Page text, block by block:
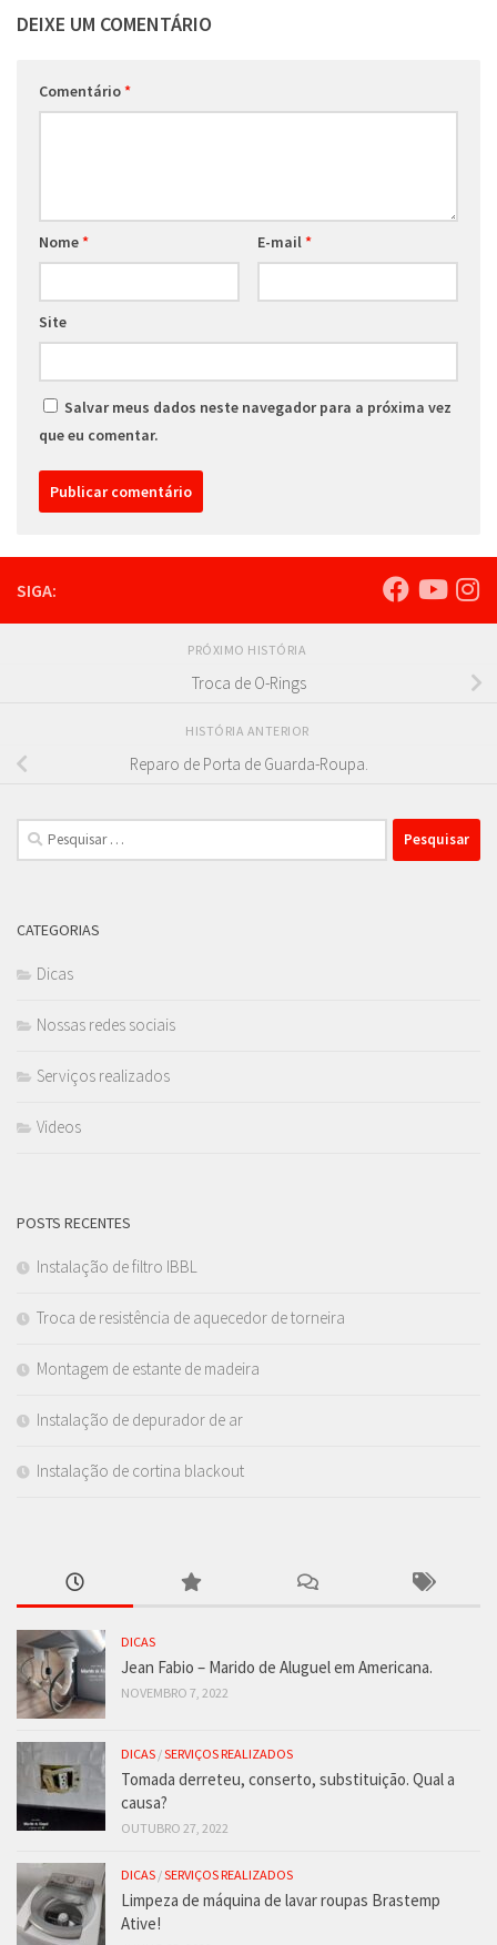
DEIXE UM COMENTÁRIO
Comentário*
Nome* E-mail *
Site
Salvar meus dados neste navegador para a próxima vez
que eu comentar.
SIGA:
PRÓXIMO HISTÓRIA
Troca de O-Rings
HISTÓRIA ANTERIOR
Reparo de Porta de Guarda-Roupa.
Pesquisar
por:
CATEGORIAS
Dicas
Nossas redes sociais
Serviços realizados
Videos
POSTS RECENTES
Instalação de filtro IBBL
Troca de resistência de aquecedor de torneira
Montagem de estante de madeira
Instalação de depurador de ar
Instalação de cortina blackout
DICAS
Jean Fabio – Marido de Aluguel em Americana.
NOVEMBRO 7, 2022
DICAS /SERVIÇOS REALIZADOS
Tomada derreteu, conserto, substituição. Qual a
causa?
OUTUBRO 27, 2022
DICAS /SERVIÇOS REALIZADOS
Limpeza de máquina de lavar roupas Brastemp
Ative!